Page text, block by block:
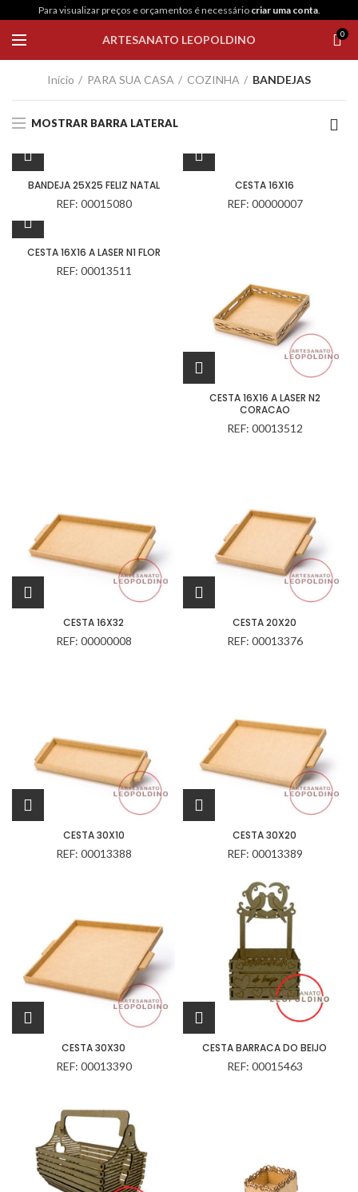
Para visualizar preços e orçamentos é necessário criar uma conta.
ARTESANATO LEOPOLDINO 0
Início PARA SUA CASA COZINHA BANDEJAS
MOSTRAR BARRA LATERAL
BANDEJA 25X25 FELIZ NATAL
REF: 00015080
CESTA 16X16
REF: 00000007
CESTA 16X16 A LASER N1 FLOR
REF: 00013511
CESTA 16X16 A LASER N2
CORACAO
REF: 00013512
CESTA 16X32
REF: 00000008
CESTA 20X20
REF: 00013376
CESTA 30X10
REF: 00013388
CESTA 30X20
REF: 00013389
CESTA 30X30
REF: 00013390
CESTA BARRACA DO BEIJO
REF: 00015463